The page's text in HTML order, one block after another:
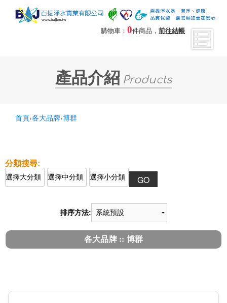
購物車： 0件商品， 前往結帳
產品介紹 Products
首頁›各大品牌›博群
排序方法:
各大品牌 :: 博群